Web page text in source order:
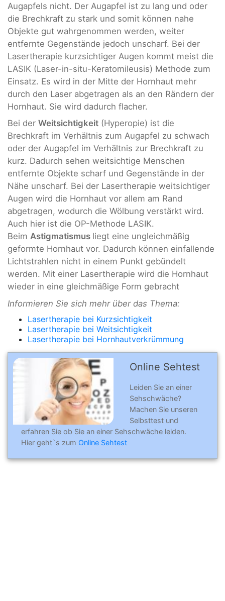
Augapfels nicht. Der Augapfel ist zu lang und oder
die Brechkraft zu stark und somit können nahe
Objekte gut wahrgenommen werden, weiter
entfernte Gegenstände jedoch unscharf. Bei der
Lasertherapie kurzsichtiger Augen kommt meist die
LASIK (Laser-in-situ-Keratomileusis) Methode zum
Einsatz. Es wird in der Mitte der Hornhaut mehr
durch den Laser abgetragen als an den Rändern der
Hornhaut. Sie wird dadurch flacher.
Bei der Weitsichtigkeit (Hyperopie) ist die
Brechkraft im Verhältnis zum Augapfel zu schwach
oder der Augapfel im Verhältnis zur Brechkraft zu
kurz. Dadurch sehen weitsichtige Menschen
entfernte Objekte scharf und Gegenstände in der
Nähe unscharf. Bei der Lasertherapie weitsichtiger
Augen wird die Hornhaut vor allem am Rand
abgetragen, wodurch die Wölbung verstärkt wird.
Auch hier ist die OP-Methode LASIK.
Beim Astigmatismus liegt eine ungleichmäßig
geformte Hornhaut vor. Dadurch können einfallende
Lichtstrahlen nicht in einem Punkt gebündelt
werden. Mit einer Lasertherapie wird die Hornhaut
wieder in eine gleichmäßige Form gebracht
Informieren Sie sich mehr über das Thema:
Lasertherapie bei Kurzsichtigkeit
Lasertherapie bei Weitsichtigkeit
Lasertherapie bei Hornhautverkrümmung
Online Sehtest
Leiden Sie an einer
Sehschwäche?
Machen Sie unseren
Selbsttest und
erfahren Sie ob Sie an einer Sehschwäche leiden.
Hier geht`s zum Online Sehtest